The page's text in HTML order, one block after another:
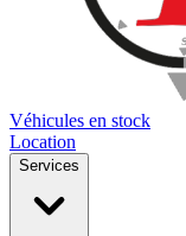
Véhicules en stock
Location
Services